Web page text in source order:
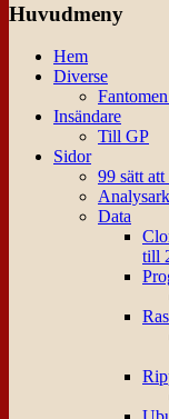
Huvudmeny
Hem
Diverse
Insändare
Till GP
Sidor
99 sätt
Data
till